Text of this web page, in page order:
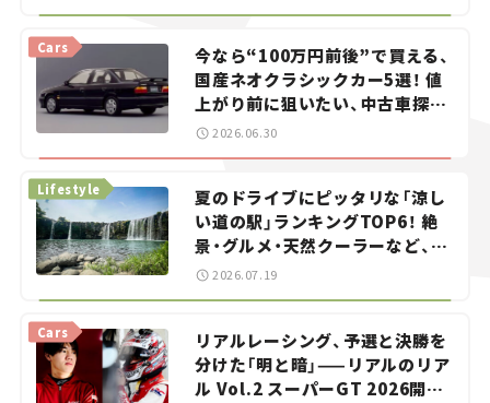
今なら“100万円前後”で買える、
国産ネオクラシックカー5選！ 値
上がり前に狙いたい、中古車探し
をお手伝い――ちょっとイケてるマ
Cars
2026.06.30
夏のドライブにピッタリな「涼し
い道の駅」ランキングTOP6！ 絶
景・グルメ・天然クーラーなど、避
暑におすすめのスポットを紹介
Lifestyle
2026.07.19
リアルレーシング、予選と決勝を
分けた「明と暗」——リアルのリア
ル Vol.2 スーパーGT 2026開幕
Cars